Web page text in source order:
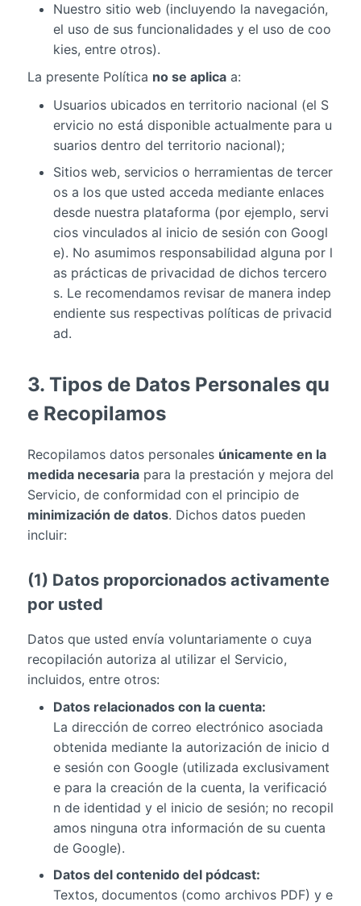
Nuestro sitio web (incluyendo la navegación,
el uso de sus funcionalidades y el uso de coo
kies, entre otros).
La presente Política no se aplicaa:
Usuarios ubicados en territorio nacional (el S
ervicio no está disponible actualmente para u
suarios dentro del territorio nacional);
Sitios web, servicios o herramientas de tercer
os a los que usted acceda mediante enlaces
desde nuestra plataforma (por ejemplo, servi
cios vinculados al inicio de sesión con Googl
e). No asumimos responsabilidad alguna por l
as prácticas de privacidad de dichos tercero
s. Le recomendamos revisar de manera indep
endiente sus respectivas políticas de privacid
ad.
3. Tipos de Datos Personales qu
e Recopilamos
Recopilamos datos personales únicamente en la
medida necesariapara la prestación y mejora del
Servicio, de conformidad con el principio de
minimización de datos. Dichos datos pueden
incluir:
(1) Datos proporcionados activamente
por usted
Datos que usted envía voluntariamente o cuya
recopilación autoriza al utilizar el Servicio,
incluidos, entre otros:
Datos relacionados con la cuenta:
La dirección de correo electrónico asociada
obtenida mediante la autorización de inicio d
e sesión con Google (utilizada exclusivament
e para la creación de la cuenta, la verificació
n de identidad y el inicio de sesión; no recopil
amos ninguna otra información de su cuenta
de Google).
Datos del contenido del pódcast:
Textos, documentos (como archivos PDF) y e